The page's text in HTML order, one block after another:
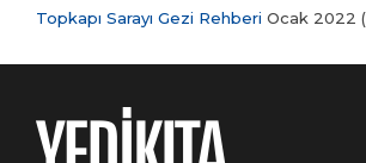
Topkapı Sarayı Gezi Rehberi Ocak 2022